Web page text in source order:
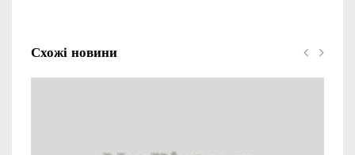
Схожі новини